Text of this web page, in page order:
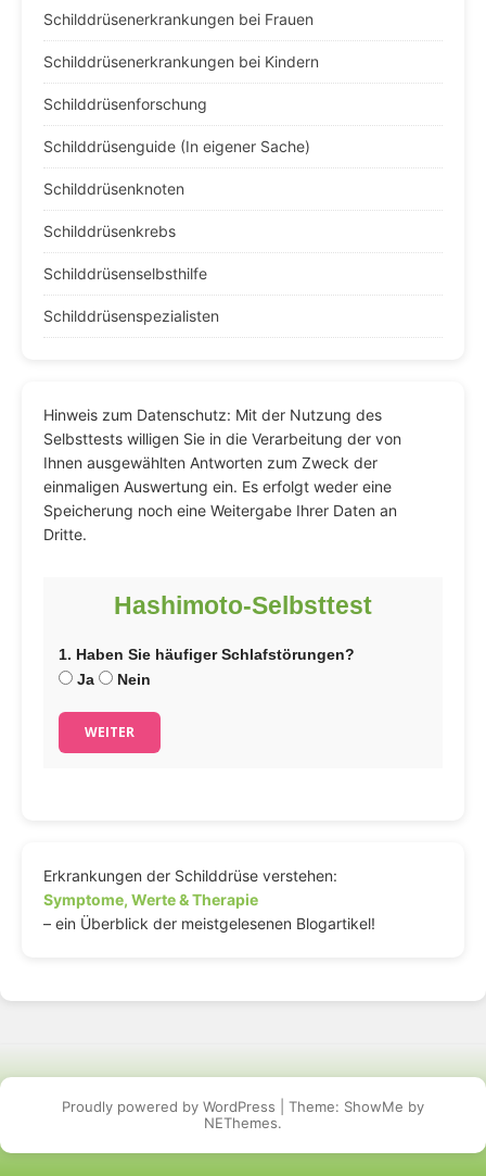
Schilddrüsenerkrankungen bei Frauen
Schilddrüsenerkrankungen bei Kindern
Schilddrüsenforschung
Schilddrüsenguide (In eigener Sache)
Schilddrüsenknoten
Schilddrüsenkrebs
Schilddrüsenselbsthilfe
Schilddrüsenspezialisten
Hinweis zum Datenschutz: Mit der Nutzung des
Selbsttests willigen Sie in die Verarbeitung der von
Ihnen ausgewählten Antworten zum Zweck der
einmaligen Auswertung ein. Es erfolgt weder eine
Speicherung noch eine Weitergabe Ihrer Daten an
Dritte.
Hashimoto-Selbsttest
1. Haben Sie häufiger Schlafstörungen?
Ja
Nein
WEITER
Erkrankungen der Schilddrüse verstehen:
Symptome, Werte & Therapie
– ein Überblick der meistgelesenen Blogartikel!
Proudly powered by WordPress
Theme: ShowMe by
NEThemes.